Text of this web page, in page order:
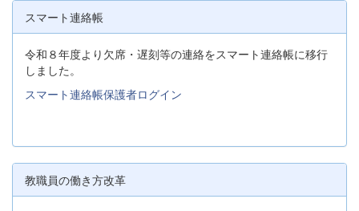
スマート連絡帳
令和８年度より欠席・遅刻等の連絡をスマート連絡帳に移行
しました。
スマート連絡帳保護者ログイン
教職員の働き方改革